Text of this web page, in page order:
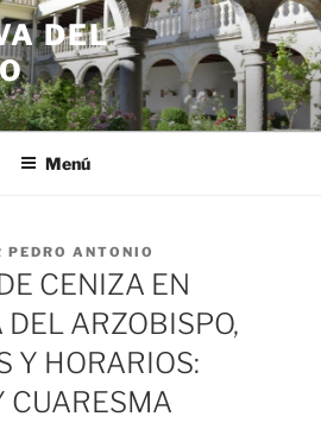
DEL
Menú
PEDRO ANTONIO
CENIZA EN
ARZOBISPO,
Y HORARIOS:
CUARESMA